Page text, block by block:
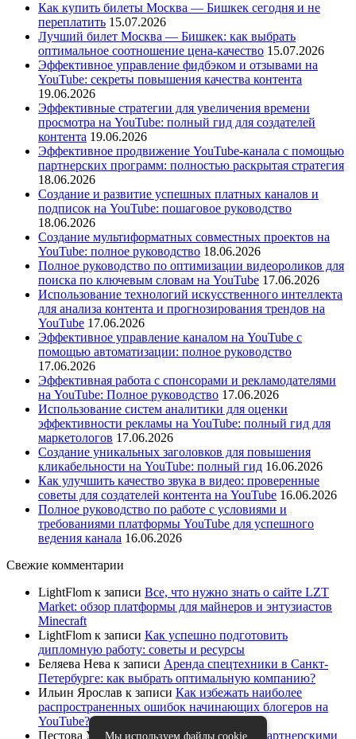
Как купить билеты Москва — Бишкек сегодня и не
переплатить 15.07.2026
Лучший билет Москва — Бишкек: как выбрать
оптимальное соотношение цена-качество 15.07.2026
Эффективное управление фидбэком и отзывами на
YouTube: секреты повышения качества контента
19.06.2026
Эффективные стратегии для увеличения времени
просмотра на YouTube: полный гид для создателей
контента 19.06.2026
Эффективное продвижение YouTube-канала с помощью
партнерских программ: полностью раскрытая стратегия
18.06.2026
Создание и развитие успешных платных каналов и
подписок на YouTube: пошаговое руководство
18.06.2026
Создание мультиформатных совместных проектов на
YouTube: полное руководство 18.06.2026
Полное руководство по оптимизации видеороликов для
поиска по ключевым словам на YouTube 17.06.2026
Использование технологий искусственного интеллекта
для анализа контента и прогнозирования трендов на
YouTube 17.06.2026
Эффективное управление каналом на YouTube с
помощью автоматизации: полное руководство
17.06.2026
Эффективная работа с спонсорами и рекламодателями
на YouTube: Полное руководство 17.06.2026
Использование систем аналитики для оценки
эффективности рекламы на YouTube: полный гид для
маркетологов 17.06.2026
Создание уникальных заголовков для повышения
кликабельности на YouTube: полный гид 16.06.2026
Как улучшить качество звука в видео: проверенные
советы для создателей контента на YouTube 16.06.2026
Полное руководство по работе с условиями и
требованиями платформы YouTube для успешного
ведения канала 16.06.2026
Свежие комментарии
LightFlom к записи Все, что нужно знать о сайте LZT
Market: обзор платформы для майнеров и энтузиастов
Minecraft
LightFlom к записи Как успешно подготовить
дипломную работу: советы и ресурсы
Беляева Нева к записи Аренда спецтехники в Санкт-
Петербурге: как выбрать оптимальную компанию?
Ильин Ярослав к записи Как избежать наиболее
распространенных ошибок начинающих блогеров на
YouTube?
Пестова Устина к записиКак работать с партнерскими
Мы используем файлы cookie.